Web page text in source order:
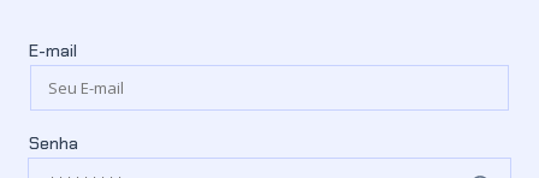
E-mail
Senha